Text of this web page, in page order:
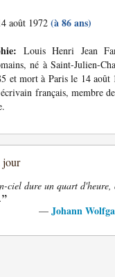
août 1972 (à 86 ans)
Louis Henri Jean
né à Saint-Julien-
et mort à Paris le 14 août
français, membre
jour
ciel dure un quart d'heure,
”
— Johann